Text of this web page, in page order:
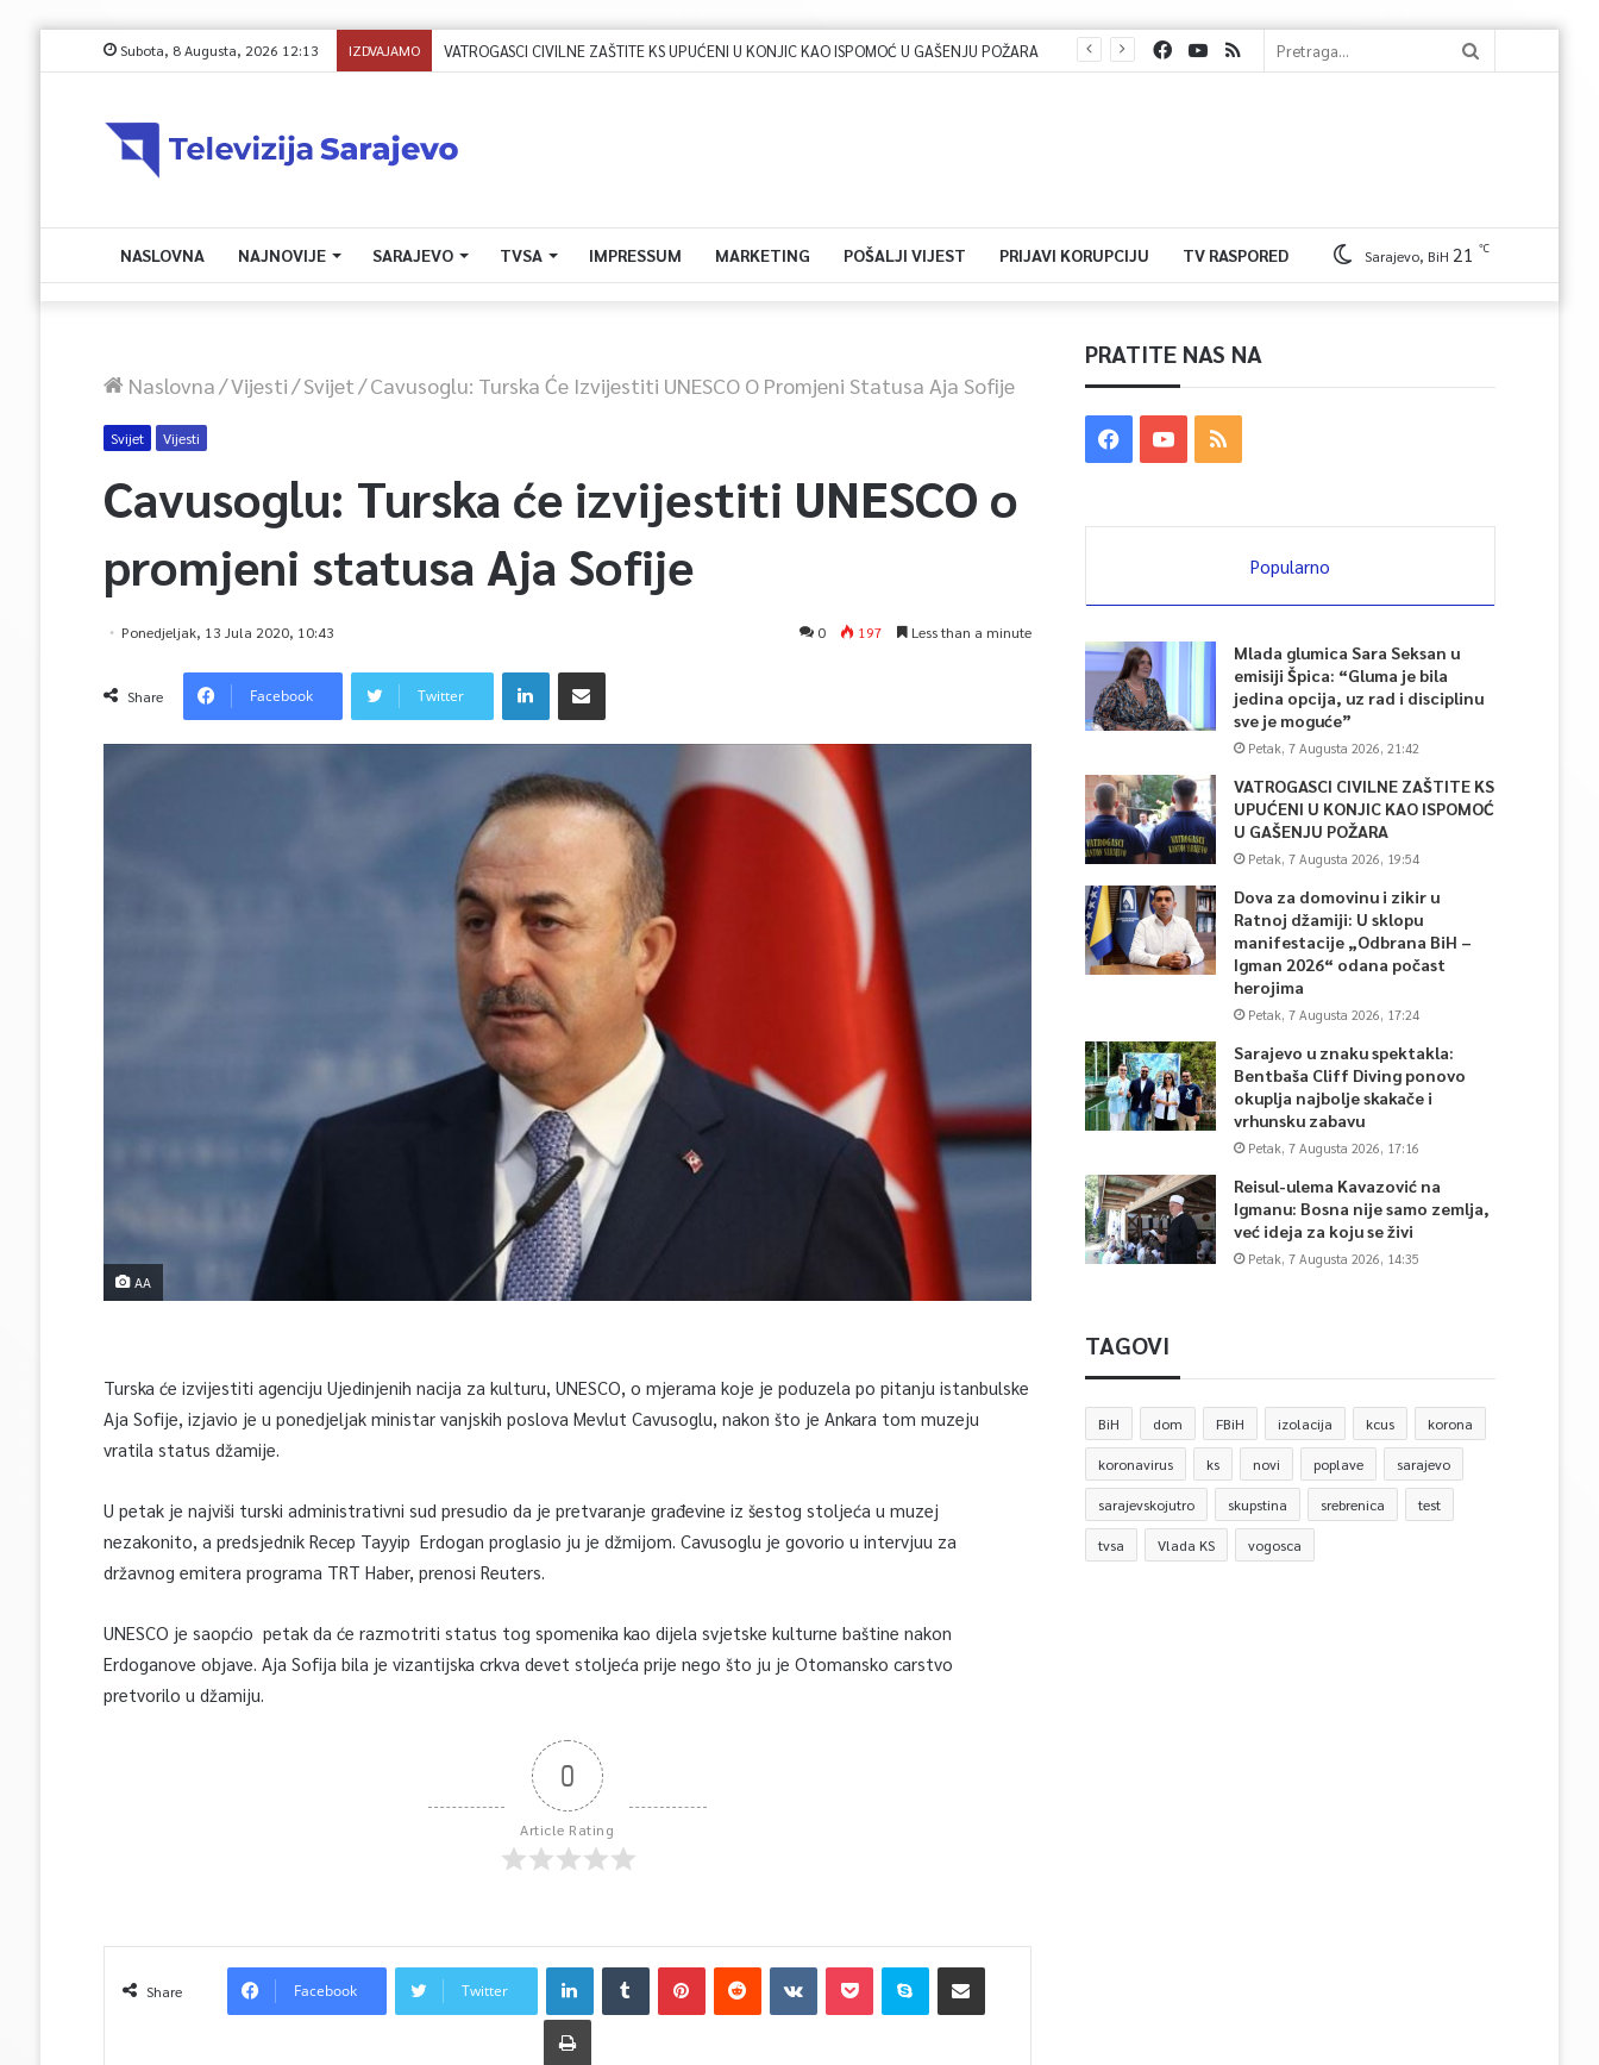
Subota, 8 Augusta, 2026 12:13 IZDVAJAMO VATROGASCI CIVILNE ZAŠTITE KS UPUĆENI U KONJIC KAO ISPOMOĆ U GAŠENJU POŽARA
NASLOVNA NAJNOVIJE SARAJEVO TVSA IMPRESSUM MARKETING POŠALJI VIJEST PRIJAVI KORUPCIJU TV RASPORED Sarajevo, BiH 21 ℃
Naslovna/Vijesti/Svijet/Cavusoglu: Turska Će Izvijestiti UNESCO O Promjeni Statusa Aja Sofije
Svijet Vijesti
Cavusoglu: Turska će izvijestiti UNESCO o
promjeni statusa Aja Sofije
Ponedjeljak, 13 Jula 2020, 10:43 0 197 Less than a minute
Share Facebook Twitter
AA
Turska će izvijestiti agenciju Ujedinjenih nacija za kulturu, UNESCO, o mjerama koje je poduzela po pitanju istanbulske
Aja Sofije, izjavio je u ponedjeljak ministar vanjskih poslova Mevlut Cavusoglu, nakon što je Ankara tom muzeju
vratila status džamije.
U petak je najviši turski administrativni sud presudio da je pretvaranje građevine iz šestog stoljeća u muzej
nezakonito, a predsjednik Recep Tayyip Erdogan proglasio ju je džmijom. Cavusoglu je govorio u intervjuu za
državnog emitera programa TRT Haber, prenosi Reuters.
UNESCO je saopćio petak da će razmotriti status tog spomenika kao dijela svjetske kulturne baštine nakon
Erdoganove objave. Aja Sofija bila je vizantijska crkva devet stoljeća prije nego što ju je Otomansko carstvo
pretvorilo u džamiju.
0
Article Rating
Share Facebook Twitter
PRATITE NAS NA
Popularno
Mlada glumica Sara Seksan u
emisiji Špica: “Gluma je bila
jedina opcija, uz rad i disciplinu
sve je moguće”
Petak, 7 Augusta 2026, 21:42
VATROGASCI CIVILNE ZAŠTITE KS
UPUĆENI U KONJIC KAO ISPOMOĆ
U GAŠENJU POŽARA
Petak, 7 Augusta 2026, 19:54
Dova za domovinu i zikir u
Ratnoj džamiji: U sklopu
manifestacije „Odbrana BiH –
Igman 2026“ odana počast
herojima
Petak, 7 Augusta 2026, 17:24
Sarajevo u znaku spektakla:
Bentbaša Cliff Diving ponovo
okuplja najbolje skakače i
vrhunsku zabavu
Petak, 7 Augusta 2026, 17:16
Reisul-ulema Kavazović na
Igmanu: Bosna nije samo zemlja,
već ideja za koju se živi
Petak, 7 Augusta 2026, 14:35
TAGOVI
BiH dom FBiH izolacija kcus korona
koronavirus ks novi poplave sarajevo
sarajevskojutro skupstina srebrenica test
tvsa Vlada KS vogosca